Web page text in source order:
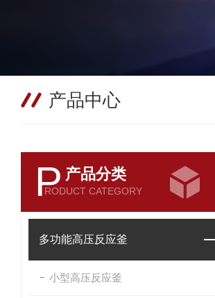
产品中心
P 产品分类
RODUCT CATEGORY
多功能高压反应釜
小型高压反应釜